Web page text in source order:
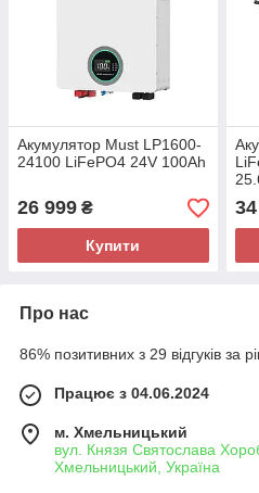
Акумулятор Must LP1600-
24100 LiFePO4 24V 100Ah
26 999 ₴
Купити
Про нас
86% позитивних з 29 відгуків за
Працює з 04.06.2024
м. Хмельницький
вул. Князя Святослава
Хмельницький, Україна